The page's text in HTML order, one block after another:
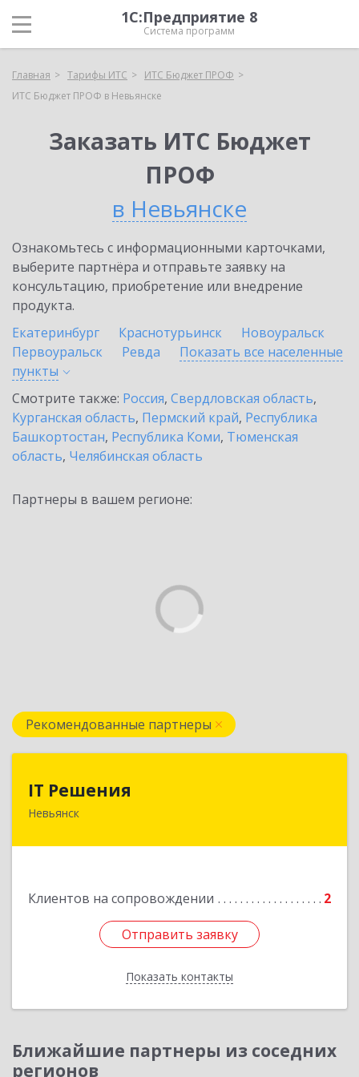
1С:Предприятие 8
Система программ
Главная Тарифы ИТС
ИТС Бюджет ПРОФ
ИТС Бюджет ПРОФ в Невьянске
Заказать ИТС Бюджет
ПРОФ
в Невьянске
Ознакомьтесь с информационными карточками,
выберите партнёра и отправьте заявку на
консультацию, приобретение или внедрение
продукта.
Екатеринбург
Краснотурьинск
Новоуральск
Первоуральск
Ревда
Показать все населенные
пункты
Смотрите также: Россия, Свердловская область,
Курганская область, Пермский край, Республика
Башкортостан, Республика Коми, Тюменская
область, Челябинская область
Партнеры в вашем регионе:
Рекомендованные партнеры
IT Решения
Невьянск
Клиентов на сопровождении 2
Отправить заявку
Показать контакты
Отправить заявку
Назад
Ближайшие партнеры из соседних
регионов